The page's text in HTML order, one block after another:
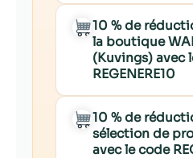
10 % de
la boutique
(Kuvings) avec
REGENERE10
10 % de
sélection de
avec le code